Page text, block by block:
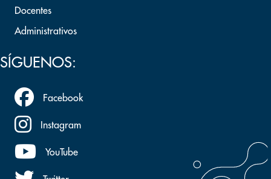
Docentes
Administrativos
SÍGUENOS:
Facebook
Instagram
YouTube